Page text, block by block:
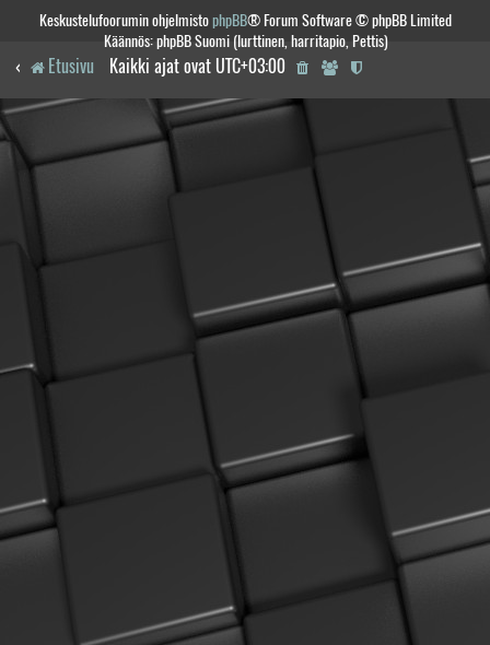
Keskustelufoorumin ohjelmistophpBB® Forum Software © phpBB Limited
Käännös: phpBB Suomi (lurttinen, harritapio, Pettis)
Etusivu Kaikki ajat ovat UTC+03:00